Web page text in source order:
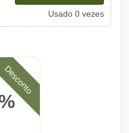
Usado 0 vezes
Desconto